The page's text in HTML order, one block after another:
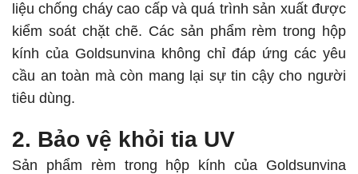
liệu chống cháy cao cấp và quá trình sản xuất được
kiểm soát chặt chẽ. Các sản phẩm rèm trong hộp
kính của Goldsunvina không chỉ đáp ứng các yêu
cầu an toàn mà còn mang lại sự tin cậy cho người
tiêu dùng.
2. Bảo vệ khỏi tia UV
Sản phẩm rèm trong hộp kính của Goldsunvina